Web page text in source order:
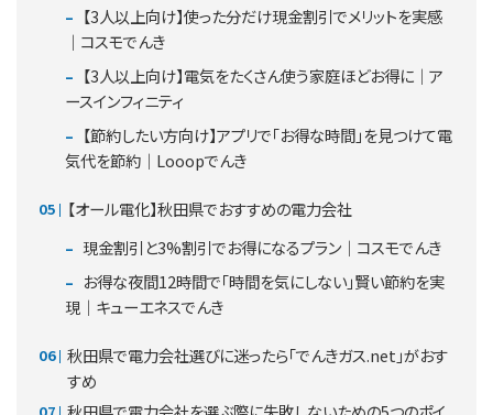
【3人以上向け】使った分だけ現金割引でメリットを実感
｜コスモでんき
【3人以上向け】電気をたくさん使う家庭ほどお得に｜ア
ースインフィニティ
【節約したい方向け】アプリで「お得な時間」を見つけて電
気代を節約｜Looopでんき
【オール電化】秋田県でおすすめの電力会社
現金割引と3%割引でお得になるプラン｜コスモでんき
お得な夜間12時間で「時間を気にしない」賢い節約を実
現｜キューエネスでんき
秋田県で電力会社選びに迷ったら「でんきガス.net」がおす
すめ